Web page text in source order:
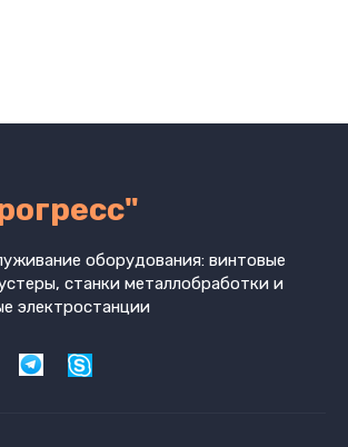
оборудования: винтовые
станки металлобработки и
электростанции